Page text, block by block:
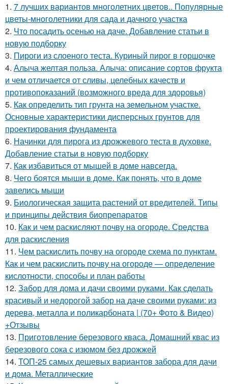
1. 7 лучших вариантов многолетних цветов.. Популярные
цветы-многолетники для сада и дачного участка
2. Что посадить осенью на даче. Добавление статьи в
новую подборку
3. Пироги из слоеного теста. Куриный пирог в горшочке
4. Алыча желтая польза. Алыча: описание сортов фрукта
и чем отличается от сливы, целебных качеств и
противопоказаний (возможного вреда для здоровья)
5. Как определить тип грунта на земельном участке.
Основные характеристики дисперсных грунтов для
проектирования фундамента
6. Начинки для пирога из дрожжевого теста в духовке.
Добавление статьи в новую подборку
7. Как избавиться от мышей в доме навсегда.
8. Чего боятся мыши в доме. Как понять, что в доме
завелись мыши
9. Биологическая защита растений от вредителей. Типы
и принципы действия биопрепаратов
10. Как и чем раскисляют почву на огороде. Средства
для раскисления
11. Чем раскислить почву на огороде схема по пунктам.
Как и чем раскислить почву на огороде — определение
кислотности, способы и план работы
12. Забор для дома и дачи своими руками. Как сделать
красивый и недорогой забор на даче своими руками: из
дерева, металла и поликарбоната | (70+ Фото & Видео)
+Отзывы
13. Приготовление березового кваса. Домашний квас из
березового сока с изюмом без дрожжей
14. ТОП-25 самых дешевых вариантов забора для дачи
и дома. Металлические